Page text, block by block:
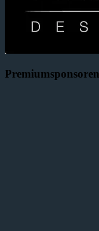
Premiumsponsoren